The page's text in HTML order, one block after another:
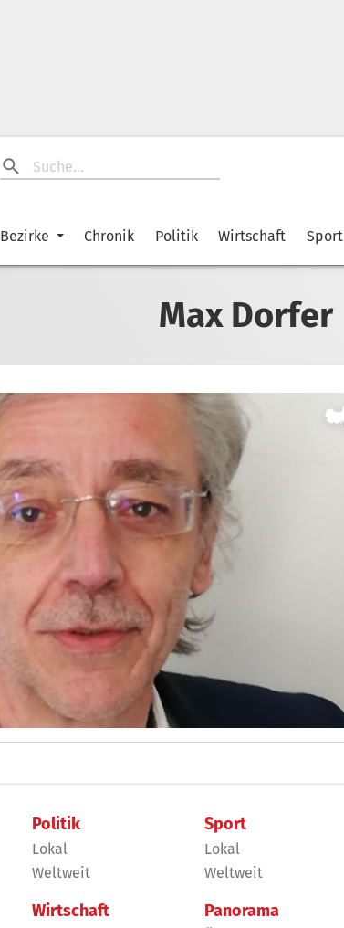
Bezirke Chronik Politik Wirtschaft Sport
Max Dorfer
Politik
Lokal
Weltweit
Wirtschaft
Sport
Lokal
Weltweit
Panorama